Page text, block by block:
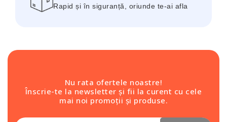
Rapid și în siguranță, oriunde te-ai afla
Nu rata ofertele noastre!
Înscrie-te la newsletter și fii la curent cu cele
mai noi promoții și produse.